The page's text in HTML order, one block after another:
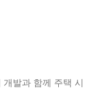
발과 함께 주택 시